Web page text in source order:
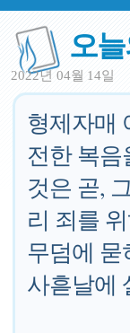
오
2022년 04월 14일
형제자매
전한 복음
것은 곧,
리 죄를
무덤에
사흗날에